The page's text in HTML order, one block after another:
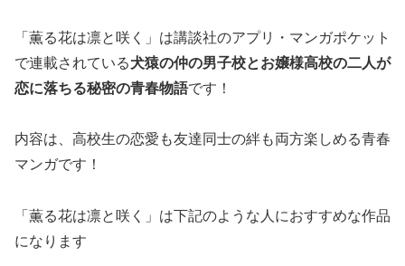
「薫る花は凛と咲く」は講談社のアプリ・マンガポケット
で連載されている犬猿の仲の男子校とお嬢様高校の二人が
恋に落ちる秘密の青春物語です！
内容は、高校生の恋愛も友達同士の絆も両方楽しめる青春
マンガです！
「薫る花は凛と咲く」は下記のような人におすすめな作品
になります